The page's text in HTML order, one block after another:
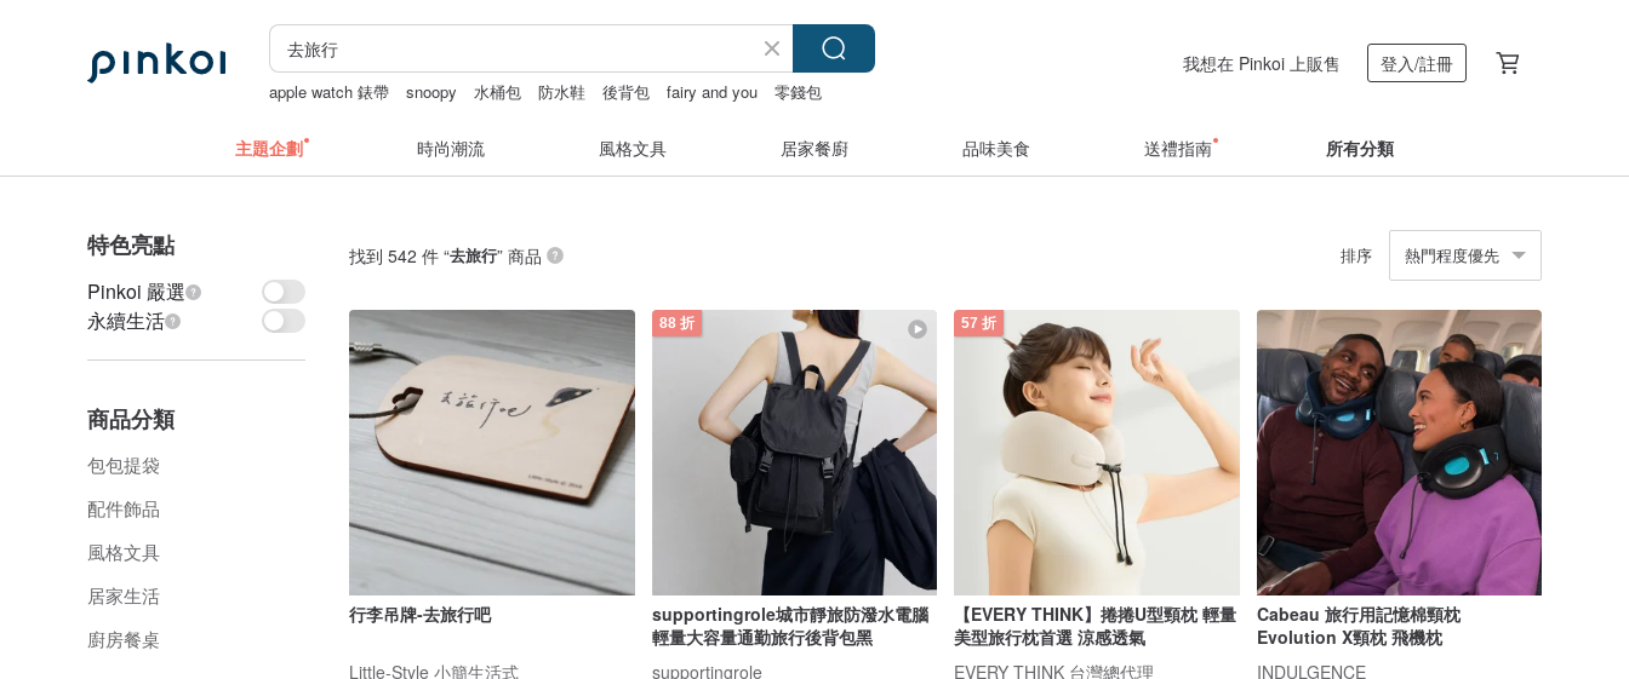
apple watch 錶帶 snoopy 水桶包 防水鞋 後背包 fairy and you
零錢包
我想在 Pinkoi 上販售 登入/註冊
主題企劃 時尚潮流 風格文具 居家餐廚 品味美食 送禮指南 所有分類
特色亮點
Pinkoi 嚴選
永續生活
商品分類
包包提袋
配件飾品
風格文具
居家生活
廚房餐桌
找到 542 件 “去旅行” 商品 排序 熱門程度優先
行李吊牌-去旅行吧
Little-Style 小簡生活式
88 折
supportingrole城市靜旅防潑水電腦
輕量大容量通勤旅行後背包黑
supportingrole
57 折
【EVERY THINK】捲捲U型頸枕 輕量
美型旅行枕首選 涼感透氣
EVERY THINK 台灣總代理
Cabeau 旅行用記憶棉頸枕
Evolution X頸枕 飛機枕
INDULGENCE